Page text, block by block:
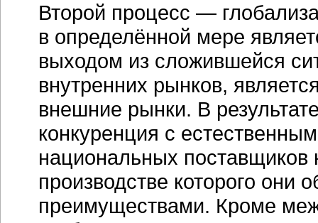
Второй процесс —
в определённой мере
выходом из сложившейся
внутренних рынков,
внешние рынки. В
конкуренция с
национальных поставщиков
производстве которого
преимуществами. Кроме